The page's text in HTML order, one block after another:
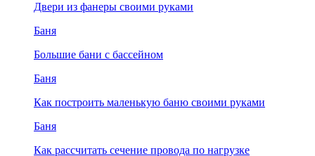
Двери из фанеры своими руками
Баня
Большие бани с бассейном
Баня
Как построить маленькую баню своими руками
Баня
Как рассчитать сечение провода по нагрузке